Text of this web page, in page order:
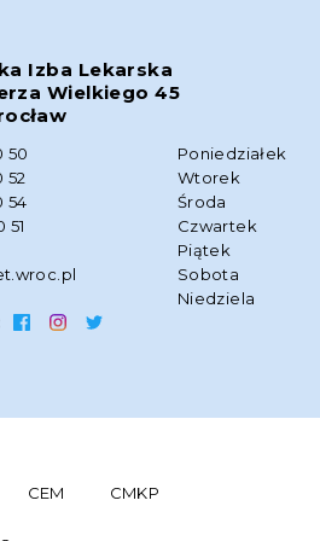
Izba Lekarska
Wielkiego 45
50
52
54
51
Poniedziałek
Wtorek
Środa
Czwartek
Piątek
Sobota
Niedziela
CEM CMKP